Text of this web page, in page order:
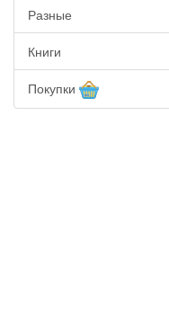
Разные
Книги
Покупки